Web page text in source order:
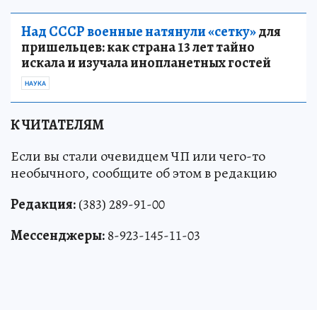
Над СССР военные натянули «сетку»для
пришельцев: как страна 13 лет тайно
искала и изучала инопланетных гостей
НАУКА
К ЧИТАТЕЛЯМ
Если вы стали очевидцем ЧП или чего-то
необычного, сообщите об этом в редакцию
Редакция:(383) 289-91-00
Мессенджеры:8-923-145-11-03